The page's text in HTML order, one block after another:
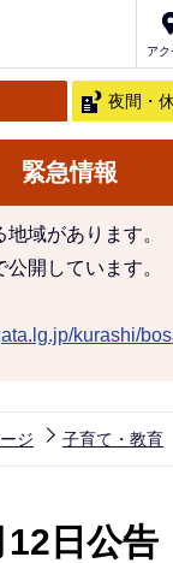
アク
夜間・
緊急情報
域があります。
開しています。
kurashi/
ジ 子育て・教育
12日公